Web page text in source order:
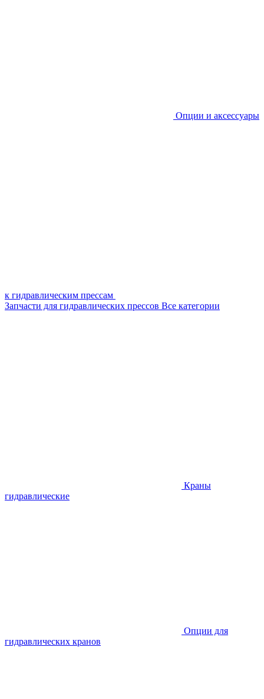
Опции и аксессуары
к гидравлическим прессам
Запчасти для гидравлических прессов Все категории
Краны
гидравлические
Опции для
гидравлических кранов